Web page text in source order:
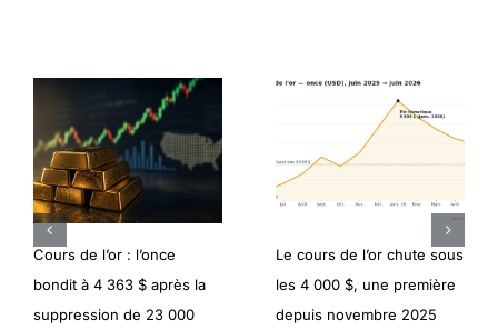
Cours de l’or : l’once
bondit à 4 363 $ après la
suppression de 23 000
Le cours de l’or chute sous
les 4 000 $, une première
depuis novembre 2025